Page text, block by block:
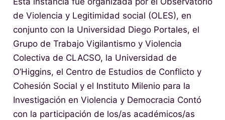
de Violencia y Legitimidad social (OLES), en
conjunto con la Universidad Diego Portales, el
Grupo de Trabajo Vigilantismo y Violencia
Colectiva de CLACSO, la Universidad de
O’Higgins, el Centro de Estudios de Conflicto y
Cohesión Social y el Instituto Milenio para la
Investigación en Violencia y Democracia Contó
con la participación de los/as académicos/as